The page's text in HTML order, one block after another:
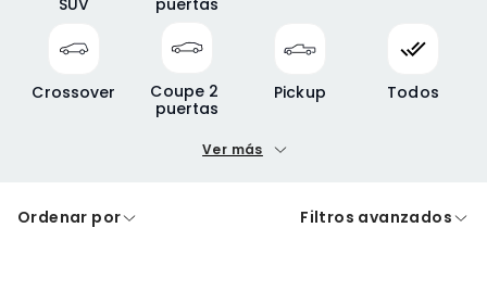
SUV
puertas
Crossover
Coupe 2
puertas
Pickup Todos
Precio máximo
A crédito De contado
Ver más
Ordenar por Filtros avanzados